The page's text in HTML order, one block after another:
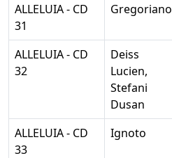
ALLELUIA - CD
31
Gregoriano
ALLELUIA - CD
32
Deiss
Lucien,
Stefani
Dusan
ALLELUIA - CD
33
Ignoto